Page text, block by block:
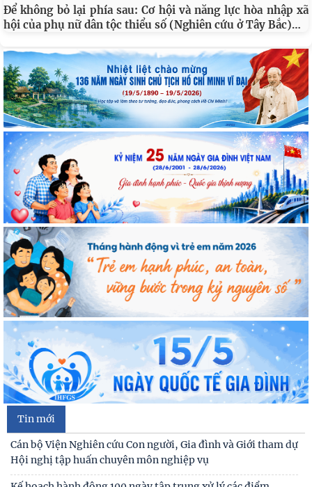
Để không bỏ lại phía sau: Cơ hội và năng lực hòa nhập xã
hội của phụ nữ dân tộc thiểu số (Nghiên cứu ở Tây Bắc)…
Tin mới
Cán bộ Viện Nghiên cứu Con người, Gia đình và Giới tham dự
Hội nghị tập huấn chuyên môn nghiệp vụ
Kế hoạch hành động 100 ngày tập trung xử lý các điểm
nghẽn về chuyển đổi số trong các cơ quan Đảng
Đối thoại ICWA – VASS lần thứ 6: Thúc đẩy quan hệ Đối tác
Chiến lược Toàn diện tăng cường Việt Nam
Đóng góp tích cực vào củng cố môi trường hòa bình, ổn
định, phát triển của đất nước
Hội thảo khoa học quốc tế: “Nền kinh tế độc lập, tự chủ: